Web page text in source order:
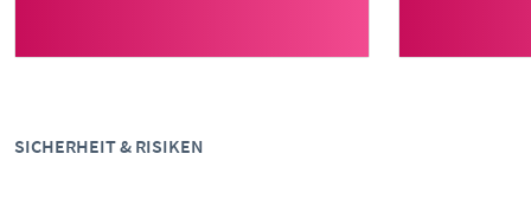
SICHERHEIT & RISIKEN